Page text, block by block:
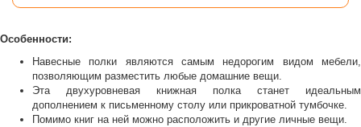
Особенности:
Навесные полки являются самым недорогим видом мебели,
позволяющим разместить любые домашние вещи.
Эта двухуровневая книжная полка станет идеальным
дополнением к письменному столу или прикроватной тумбочке.
Помимо книг на ней можно расположить и другие личные вещи.